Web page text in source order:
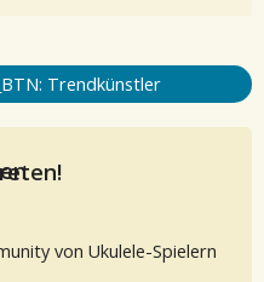
Trendkünstler
von Ukulele-Spielern